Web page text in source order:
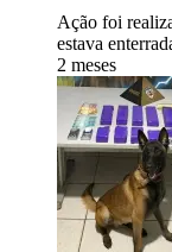
Ação foi
estava
2 meses